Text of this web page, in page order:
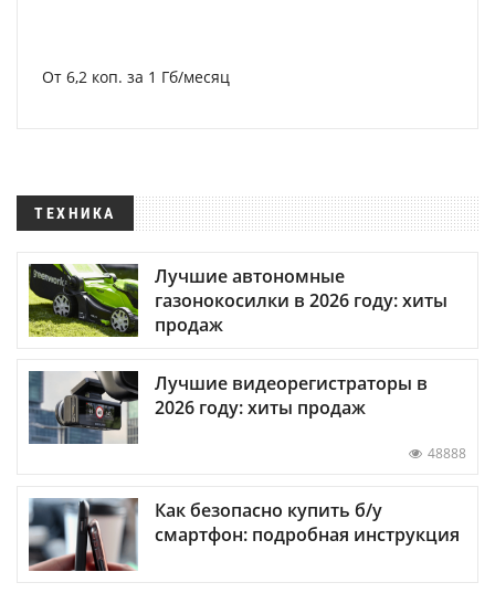
От 6,2 коп. за 1 Гб/месяц
ТЕХНИКА
Лучшие автономные
газонокосилки в 2026 году: хиты
продаж
Лучшие видеорегистраторы в
2026 году: хиты продаж
48888
Как безопасно купить б/у
смартфон: подробная инструкция